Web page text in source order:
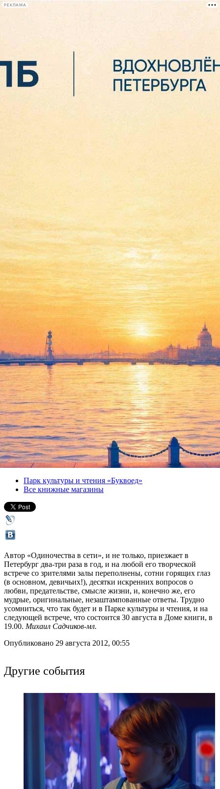
РЕКЛАМА
Сегодня:
Встреча с Янушем Леоном
Вишневским
29 августа 2012, среда,19.00
Версия для печати
Все лекции
Парк культуры и чтения «Буквоед»
Все книжные магазины
Автор «Одиночества в сети», и не только, приезжает в
Петербург два-три раза в год, и на любой его творческой
встрече со зрителями залы переполнены, сотни горящих глаз
(в основном, девичьих!), десятки искренних вопросов о
любви, предательстве, смысле жизни, и, конечно же, его
мудрые, оригинальные, незаштампованные ответы. Трудно
усомниться, что так будет и в Парке культуры и чтения, и на
следующей встрече, что состоится 30 августа в Доме книги, в
19.00. Михаил Садчиков-мл.
Опубликовано 29 августа 2012, 00:55
Другие события